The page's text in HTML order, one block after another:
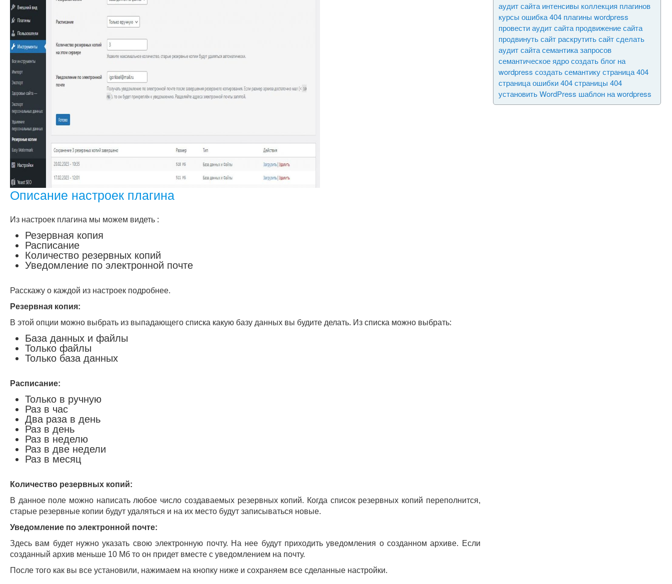
Описание настроек плагина
Из настроек плагина мы можем видеть :
Резервная копия
Расписание
Количество резервных копий
Уведомление по электронной почте
Расскажу о каждой из настроек подробнее.
Резервная копия:
В этой опции можно выбрать из выпадающего списка какую базу данных вы будите делать. Из списка можно выбрать:
База данных и файлы
Только файлы
Только база данных
Расписание:
Только в ручную
Раз в час
Два раза в день
Раз в день
Раз в неделю
Раз в две недели
Раз в месяц
Количество резервных копий:
В данное поле можно написать любое число создаваемых резервных копий. Когда список резервных копий переполнится,
старые резервные копии будут удаляться и на их место будут записываться новые.
Уведомление по электронной почте:
Здесь вам будет нужно указать свою электронную почту. На нее будут приходить уведомления о созданном архиве. Если
созданный архив меньше 10 Мб то он придет вместе с уведомлением на почту.
После того как вы все установили, нажимаем на кнопку ниже и сохраняем все сделанные настройки.
аудит сайта интенсивы коллекция плагинов
курсы ошибка 404 плагины wordpress
провести аудит сайта продвижение сайта
продвинуть сайт раскрутить сайт сделать
аудит сайта семантика запросов
семантическое ядро создать блог на
wordpress создать семантику страница 404
страница ошибки 404 страницы 404
установить WordPress шаблон на wordpress